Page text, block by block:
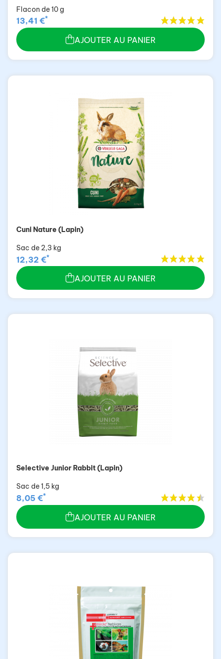
Flacon de 10 g
13,41 €*
AJOUTER AU PANIER
Cuni Nature (Lapin)
Sac de 2,3 kg
12,32 €*
AJOUTER AU PANIER
Selective Junior Rabbit (Lapin)
Sac de 1,5 kg
8,05 €*
AJOUTER AU PANIER